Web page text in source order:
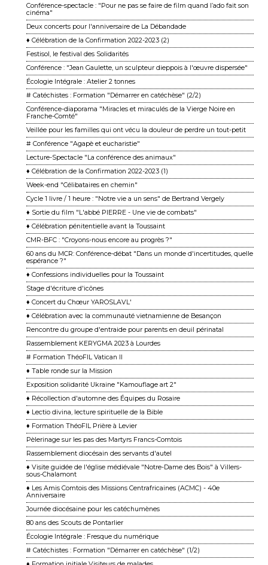
Conférence-spectacle : "Pour ne pas se faire de film quand l’ado fait son
cinéma"
Deux concerts pour l'anniversaire de La Débandade
♦ Célébration de la Confirmation 2022-2023 (2)
Festisol, le festival des Solidarités
Conférence : "Jean Gaulette, un sculpteur dieppois à l'œuvre dispersée"
Écologie Intégrale : Atelier 2 tonnes
# Catéchistes : Formation "Démarrer en catéchèse" (2/2)
Conférence-diaporama "Miracles et miraculés de la Vierge Noire en
Franche-Comté"
Veillée pour les familles qui ont vécu la douleur de perdre un tout-petit
# Conférence "Agapè et eucharistie"
Lecture-Spectacle "La conférence des animaux"
♦ Célébration de la Confirmation 2022-2023 (1)
Week-end "Célibataires en chemin"
Cycle 1 livre / 1 heure : "Notre vie a un sens" de Bertrand Vergely
♦ Sortie du film "L'abbé PIERRE - Une vie de combats"
♦ Célébration pénitentielle avant la Toussaint
CMR-BFC : "Croyons-nous encore au progrès ?"
60 ans du MCR: Conférence-débat "Dans un monde d'incertitudes, quelle
espérance ?"
♦ Confessions individuelles pour la Toussaint
Stage d'écriture d'icônes
♦ Concert du Chœur YAROSLAVL'
♦ Célébration avec la communauté vietnamienne de Besançon
Rencontre du groupe d'entraide pour parents en deuil périnatal
Rassemblement KERYGMA 2023 à Lourdes
# Formation ThéoFIL Vatican II
♦ Table ronde sur la Mission
Exposition solidarité Ukraine "Kamouflage art 2"
♦ Récollection d'automne des Équipes du Rosaire
♦ Lectio divina, lecture spirituelle de la Bible
♦ Formation ThéoFIL Prière à Levier
Pèlerinage sur les pas des Martyrs Francs-Comtois
Rassemblement diocésain des servants d'autel
♦ Visite guidée de l'église médiévale "Notre-Dame des Bois" à Villers-
sous-Chalamont
♦ Les Amis Comtois des Missions Centrafricaines (ACMC) - 40e
Anniversaire
Journée diocésaine pour les catéchumènes
80 ans des Scouts de Pontarlier
Écologie Intégrale : Fresque du numérique
# Catéchistes : Formation "Démarrer en catéchèse" (1/2)